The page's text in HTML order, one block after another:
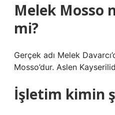
Melek Mosso
mi?
Gerçek adı Melek
Mosso’dur. Aslen
İşletim kimin